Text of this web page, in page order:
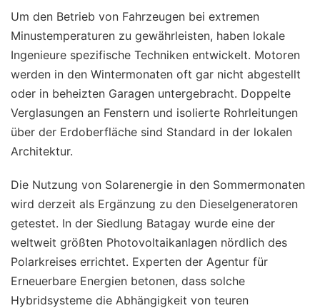
Um den Betrieb von Fahrzeugen bei extremen
Minustemperaturen zu gewährleisten, haben lokale
Ingenieure spezifische Techniken entwickelt. Motoren
werden in den Wintermonaten oft gar nicht abgestellt
oder in beheizten Garagen untergebracht. Doppelte
Verglasungen an Fenstern und isolierte Rohrleitungen
über der Erdoberfläche sind Standard in der lokalen
Architektur.
Die Nutzung von Solarenergie in den Sommermonaten
wird derzeit als Ergänzung zu den Dieselgeneratoren
getestet. In der Siedlung Batagay wurde eine der
weltweit größten Photovoltaikanlagen nördlich des
Polarkreises errichtet. Experten der Agentur für
Erneuerbare Energien betonen, dass solche
Hybridsysteme die Abhängigkeit von teuren